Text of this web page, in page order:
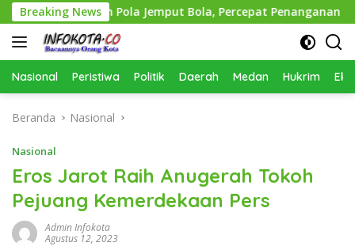
Langsung
ke
konten
Breaking News
Terapkan Pola Jemput Bola, Percepat Penanganan
Nasional Peristiwa Politik Daerah Medan Hukrim
Beranda Nasional
Nasional
Eros Jarot Raih Anugerah Tokoh
Pejuang Kemerdekaan Pers
Admin Infokota
Agustus 12, 2023